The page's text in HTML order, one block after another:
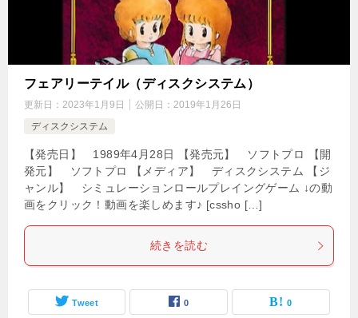
フェアリーテイル（ディスクシステム）
更新日： 2023年1月9日 公開日： 2019年1月26日
ディスクシステム
【発売日】 1989年4月28日 【発売元】 ソフトプロ 【開
発元】 ソフトプロ 【メディア】 ディスクシステム 【ジ
ャンル】 シミュレーションロールプレイングゲーム ↓の動
画をクリック！動画を楽しめます♪ [cssho […]
続きを読む
Tweet 0 0